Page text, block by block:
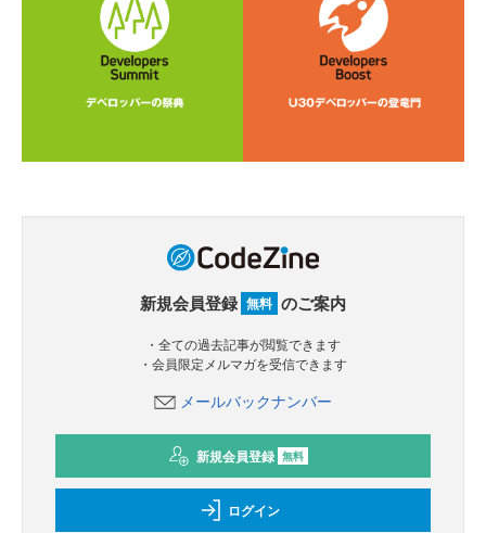
新規会員登録 無料 のご案内
・全ての過去記事が閲覧できます
・会員限定メルマガを受信できます
メールバックナンバー
新規会員登録 無料
ログイン